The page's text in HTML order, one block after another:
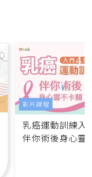
乳癌運動訓練入
伴你術後身心靈
影片課程